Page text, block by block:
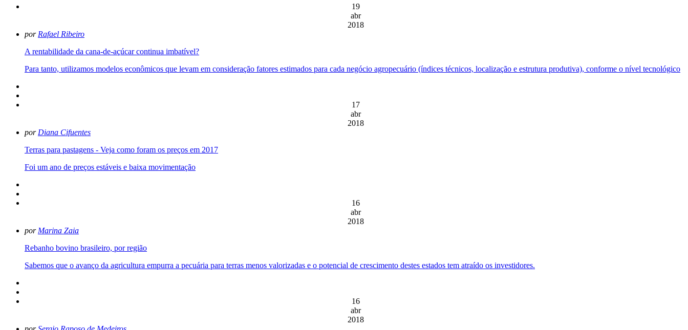
19
abr
2018
por Rafael Ribeiro
A rentabilidade da cana-de-açúcar continua imbatível?
Para tanto, utilizamos modelos econômicos que levam em consideração fatores estimados para cada negócio agropecuário (índices técnicos, localização e estrutura produtiva), conforme o nível tecnológico
17
abr
2018
por Diana Cifuentes
Terras para pastagens - Veja como foram os preços em 2017
Foi um ano de preços estáveis e baixa movimentação
16
abr
2018
por Marina Zaia
Rebanho bovino brasileiro, por região
Sabemos que o avanço da agricultura empurra a pecuária para terras menos valorizadas e o potencial de crescimento destes estados tem atraído os investidores.
16
abr
2018